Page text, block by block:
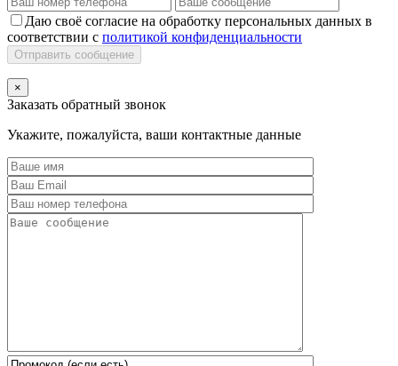
Даю своё согласие на обработку персональных данных в
соответствии с политикой конфиденциальности
Отправить сообщение
×
Заказать обратный звонок
Укажите, пожалуйста, ваши контактные данные